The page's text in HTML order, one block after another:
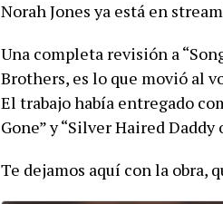
Norah Jones ya está en
Una completa revisión a
Brothers, es lo que movió al
El trabajo había entregado
Gone” y “Silver Haired Daddy
Te dejamos aquí con la obra,